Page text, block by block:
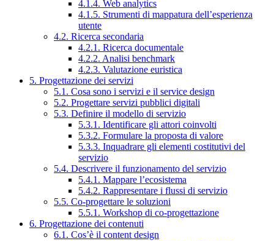
4.1.4. Web analytics
4.1.5. Strumenti di mappatura dell’esperienza
utente
4.2. Ricerca secondaria
4.2.1. Ricerca documentale
4.2.2. Analisi benchmark
4.2.3. Valutazione euristica
5. Progettazione dei servizi
5.1. Cosa sono i servizi e il service design
5.2. Progettare servizi pubblici digitali
5.3. Definire il modello di servizio
5.3.1. Identificare gli attori coinvolti
5.3.2. Formulare la proposta di valore
5.3.3. Inquadrare gli elementi costitutivi del
servizio
5.4. Descrivere il funzionamento del servizio
5.4.1. Mappare l’ecosistema
5.4.2. Rappresentare i flussi di servizio
5.5. Co-progettare le soluzioni
5.5.1. Workshop di co-progettazione
6. Progettazione dei contenuti
6.1. Cos’è il content design